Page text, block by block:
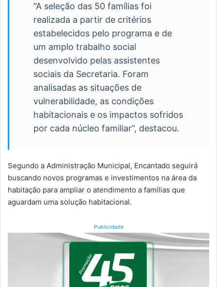
“A seleção das 50 famílias foi
realizada a partir de critérios
estabelecidos pelo programa e de
um amplo trabalho social
desenvolvido pelas assistentes
sociais da Secretaria. Foram
analisadas as situações de
vulnerabilidade, as condições
habitacionais e os impactos sofridos
por cada núcleo familiar”, destacou.
Segundo a Administração Municipal, Encantado seguirá
buscando novos programas e investimentos na área da
habitação para ampliar o atendimento a famílias que
aguardam uma solução habitacional.
Publicidade